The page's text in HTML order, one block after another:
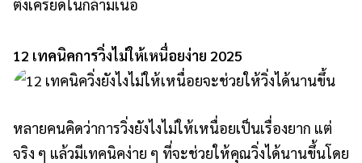
ตึงเครียดในกล้ามเนื้อ
12 เทคนิคการวิ่งไม่ให้เหนื่อยง่าย 2025
หลายคนคิดว่าการวิ่งยังไงไม่ให้เหนื่อยเป็นเรื่องยาก แต่
จริง ๆ แล้วมีเทคนิคง่าย ๆ ที่จะช่วยให้คุณวิ่งได้นานขึ้นโดย